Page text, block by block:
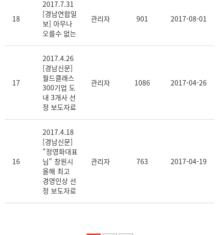
18
2017.7.31
[경남연합일
보] 아무나
오를수 없는
관리자 901 2017-08-01
17
2017.4.26
[경남신문]
월드클래스
300기업 도
내 3개사 선
정 보도자료
관리자 1086 2017-04-26
16
2017.4.18
[경남신문]
"정영화대표
님" 창원시
올해 최고
경영인상 선
정 보도자료
관리자 763 2017-04-19